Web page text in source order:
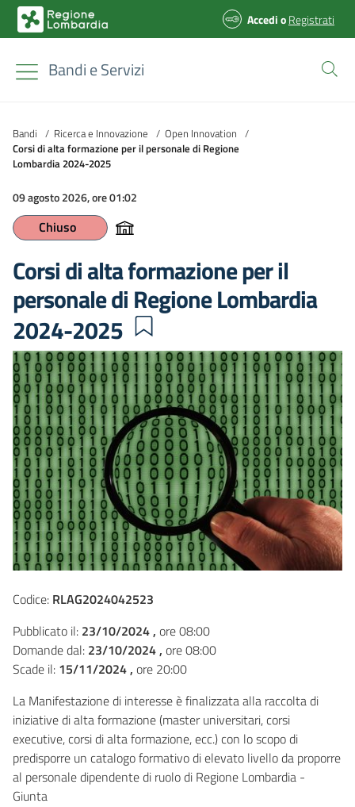
AccedioRegistrati
Bandi e Servizi
Bandi / Ricerca e Innovazione / Open Innovation /
Corsi di alta formazione per il personale di Regione
Lombardia 2024-2025
09 agosto 2026, ore 01:02
Chiuso
Corsi di alta formazione per il
personale di Regione Lombardia
2024-2025
Codice: RLAG2024042523
Pubblicato il: 23/10/2024 , ore 08:00
Domande dal: 23/10/2024 , ore 08:00
Scade il: 15/11/2024 , ore 20:00
La Manifestazione di interesse è finalizzata alla raccolta di
iniziative di alta formazione (master universitari, corsi
executive, corsi di alta formazione, ecc.) con lo scopo di
predisporre un catalogo formativo di elevato livello da proporre
al personale dipendente di ruolo di Regione Lombardia -
Giunta